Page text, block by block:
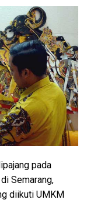
pada
Semarang,
diikuti UMKM